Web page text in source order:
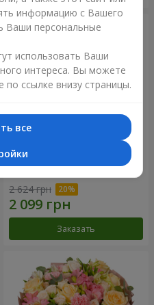
Букет "Прикосновение
2 624 грн
Заказать
информацию с Вашего
Ваши персональные
использовать Ваши
интереса. Вы можете
ссылке внизу страницы.
все